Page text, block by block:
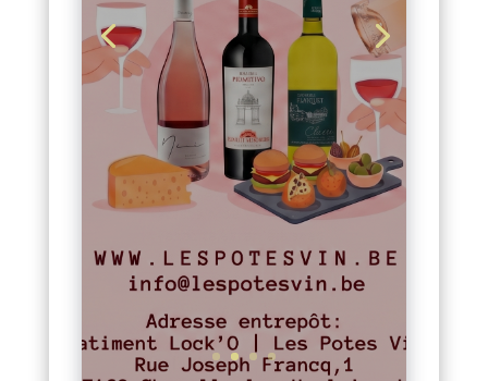
Envie de fraîcheur, de
partage et de convivialité
? Les Potes Vin vous
ouvrent grand leurs
portes !
Le samedi 4 juillet
prochain, de 11h à 19h,
venez célébrer l’été avec
notre sélection exclusive
de Vins d’Été.
Lire l'article